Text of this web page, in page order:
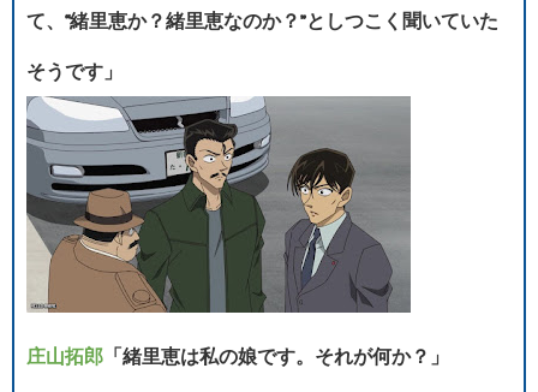
て、“緒里恵か？緒里恵なのか？”としつこく聞いていた
そうです」
庄山拓郎 「緒里恵は私の娘です。それが何か？」